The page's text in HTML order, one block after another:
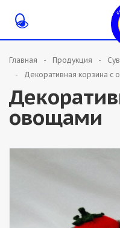
Главная Продукция
Декоративная корзина с
овощами